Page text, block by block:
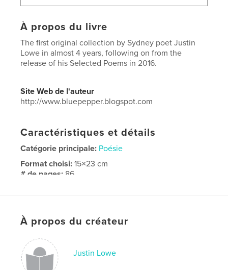
À propos du livre
The first original collection by Sydney poet Justin
Lowe in almost 4 years, following on from the
release of his Selected Poems in 2016.
Site Web de l'auteur
http://www.bluepepper.blogspot.com
Caractéristiques et détails
Catégorie principale: Poésie
Format choisi:15×23 cm
# de pages: 86
Mots-clés
À propos du créateur
Justin Lowe